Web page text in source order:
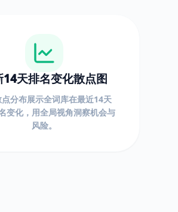
14天排名变化散点图
分布展示全词库在最近14天
变化，用全局视角洞察机会与
风险。